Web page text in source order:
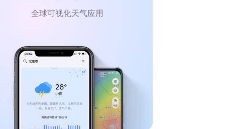
全球可视化天气应用